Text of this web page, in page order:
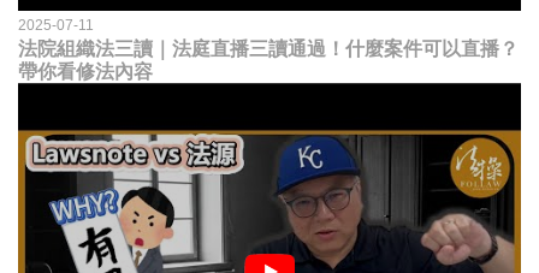
2025-07-11
法院組織法三讀｜法庭直播三讀通過！什麼案件可以直播？
帶你看修法內容